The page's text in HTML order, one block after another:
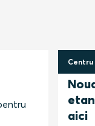
14
aici